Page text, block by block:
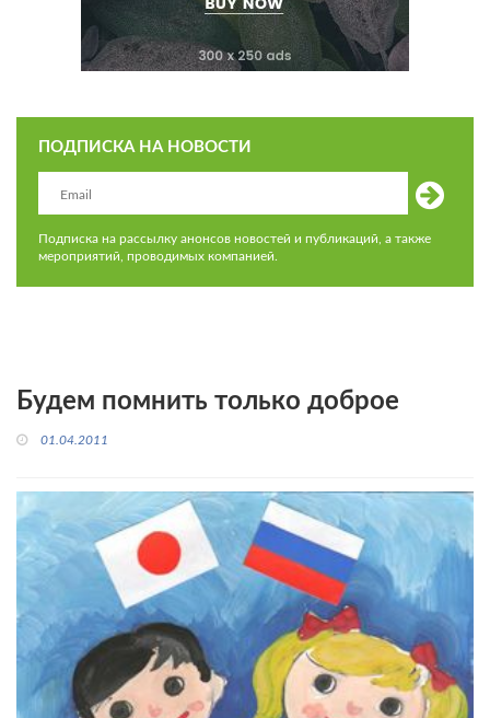
ПОДПИСКА НА НОВОСТИ
Подписка на рассылку анонсов новостей и публикаций, а также
мероприятий, проводимых компанией.
Будем помнить только доброе
01.04.2011